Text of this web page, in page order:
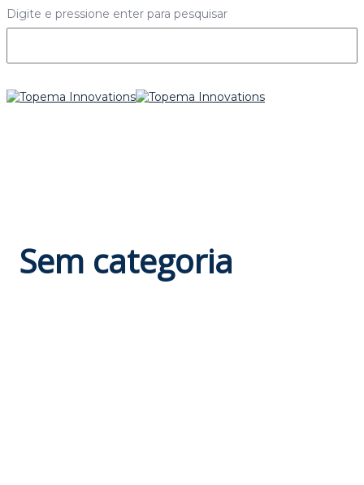
Digite e pressione enter para pesquisar
Sem categoria